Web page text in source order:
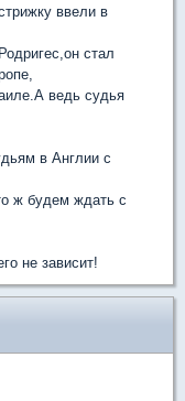
ввели в
стал
ведь судья
в Англии с
ж будем ждать с
не зависит!